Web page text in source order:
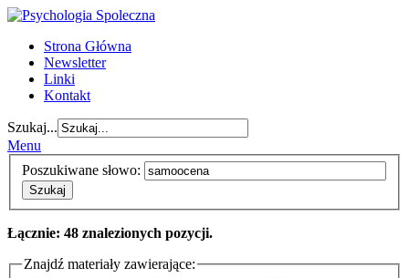
Strona Główna
Newsletter
Linki
Kontakt
Szukaj...
Menu
Poszukiwane słowo:
Szukaj
Łącznie: 48 znalezionych pozycji.
Znajdź materiały zawierające: